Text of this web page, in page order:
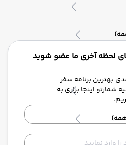
لحظه آخری ما عضو شوید
بهترین برنامه سفر
شمارتو اینجا بزاری به